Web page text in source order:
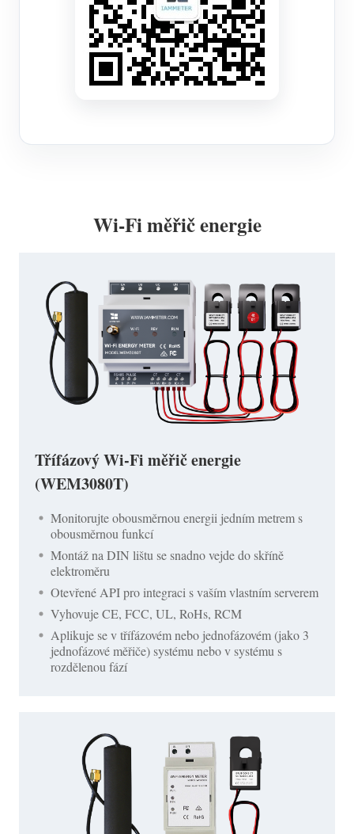
Wi-Fi měřič energie
Třífázový Wi-Fi měřič energie
(WEM3080T)
Monitorujte obousměrnou energii jedním metrem s
obousměrnou funkcí
Montáž na DIN lištu se snadno vejde do skříně
elektroměru
Otevřené API pro integraci s vaším vlastním serverem
Vyhovuje CE, FCC, UL, RoHs, RCM
Aplikuje se v třífázovém nebo jednofázovém (jako 3
jednofázové měřiče) systému nebo v systému s
rozdělenou fází